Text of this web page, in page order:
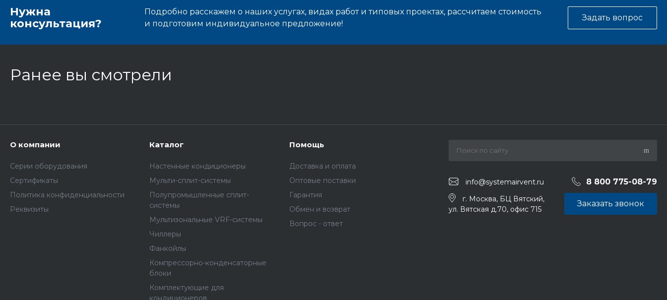
Нужна
консультация?
Подробно расскажем о наших услугах, видах работ и типовых проектах, рассчитаем стоимость
и подготовим индивидуальное предложение!
Задать вопрос
Ранее вы смотрели
О компании
Серии оборудования
Сертификаты
Политика конфиденциальности
Реквизиты
Каталог
Настенные кондиционеры
Мульти-сплит-системы
Полупромышленные сплит-
системы
Мультизональные VRF-системы
Чиллеры
Фанкойлы
Компрессорно-конденсаторные
блоки
Комплектующие для
кондиционеров
Помощь
Доставка и оплата
Оптовые поставки
Гарантия
Обмен и возврат
Вопрос - ответ
info@systemairvent.ru 8 800 775-08-79
г. Москва, БЦ Вятский,
ул. Вятская д.70, офис 715
Заказать звонок